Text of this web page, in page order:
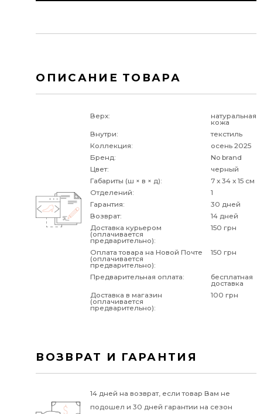
ОПИСАНИЕ ТОВАРА
Верх: натуральная
кожа
Внутри:
текстиль
Коллекция:
осень 2025
Бренд:
No brand
Цвет:
черный
Габариты (ш × в × д):
7 x 34 x 15 см
Отделений:
1
Гарантия:
30 дней
Возврат:
14 дней
Доставка курьером
(оплачивается
предварительно):
150 грн
Оплата товара на Новой Почте
(оплачивается
предварительно):
150 грн
Предварительная оплата: бесплатная
доставка
Доставка в магазин
(оплачивается
предварительно):
100 грн
ВОЗВРАТ И ГАРАНТИЯ
14 дней на возврат, если товар Вам не
подошел и 30 дней гарантии на сезон